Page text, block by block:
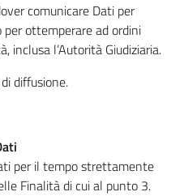
comunicare Dati per
per ottemperare ad ordini
inclusa l’Autorità Giudiziaria.
diffusione.
per il tempo strettamente
Finalità di cui al punto 3.